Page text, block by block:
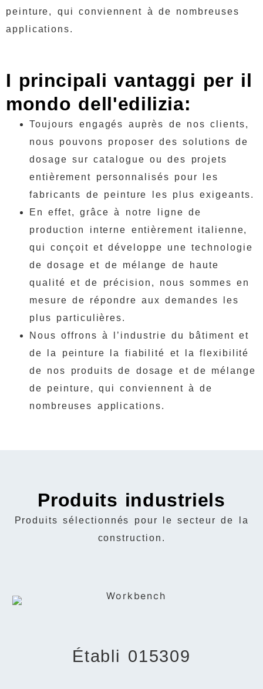
peinture, qui conviennent à de nombreuses
applications.
I principali vantaggi per il
mondo dell'edilizia:
Toujours engagés auprès de nos clients,
nous pouvons proposer des solutions de
dosage sur catalogue ou des projets
entièrement personnalisés pour les
fabricants de peinture les plus exigeants.
En effet, grâce à notre ligne de
production interne entièrement italienne,
qui conçoit et développe une technologie
de dosage et de mélange de haute
qualité et de précision, nous sommes en
mesure de répondre aux demandes les
plus particulières.
Nous offrons à l’industrie du bâtiment et
de la peinture la fiabilité et la flexibilité
de nos produits de dosage et de mélange
de peinture, qui conviennent à de
nombreuses applications.
Produits industriels
Produits sélectionnés pour le secteur de la
construction.
Établi 015309